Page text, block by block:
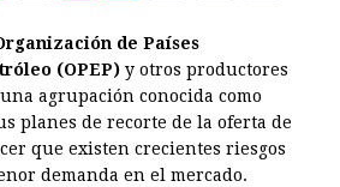
a
t
s
A
r
e
a
d
n
t
e
r
n
k
e
d
a
i
l
n
t
L
i
de Países
(OPEP) y otros productores
agrupación conocida como
planes de recorte de la oferta de
que existen crecientes riesgos
demanda en el mercado.